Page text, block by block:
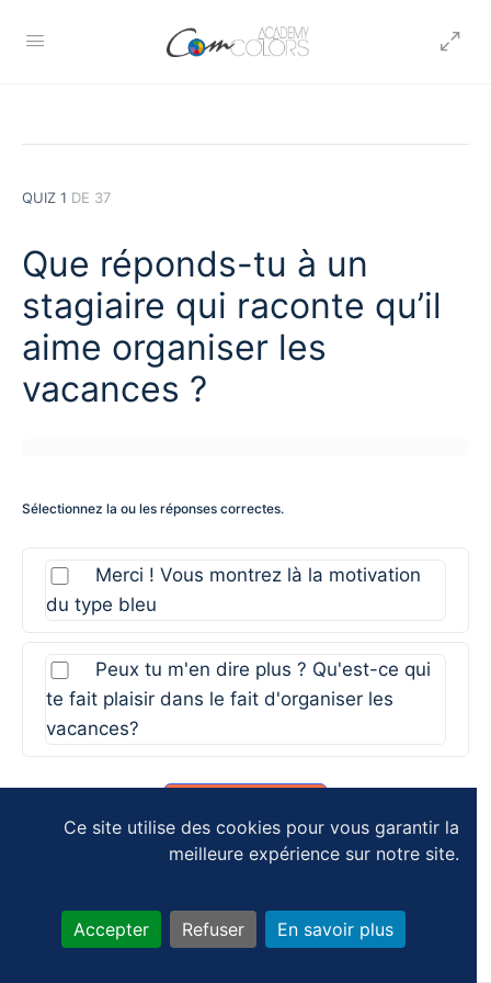
Ce site utilise des cookies pour vous garantir la
meilleure expérience sur notre site.
Accepter Refuser En savoir plus
QUIZ 1 DE 37
Que réponds-tu à un
stagiaire qui raconte qu’il
aime organiser les
vacances ?
Sélectionnez la ou les réponses correctes.
Merci ! Vous montrez là la motivation
du type bleu
Peux tu m'en dire plus ? Qu'est-ce qui
te fait plaisir dans le fait d'organiser les
vacances?